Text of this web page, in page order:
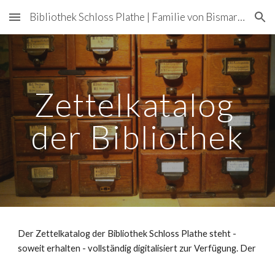
Skip to main content Skip to navigation
Bibliothek Schloss Plathe | Familie von Bismarck-Osten
Zettelkatalog
der Bibliothek
Der Zettelkatalog der Bibliothek Schloss Plathe steht -
soweit erhalten - vollständig digitalisiert zur Verfügung. Der